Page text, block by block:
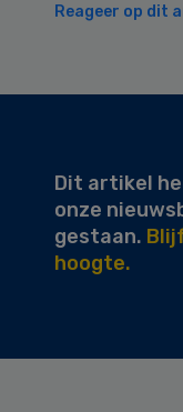
Reageer op dit
Dit artikel
onze
gestaan.
hoogte.